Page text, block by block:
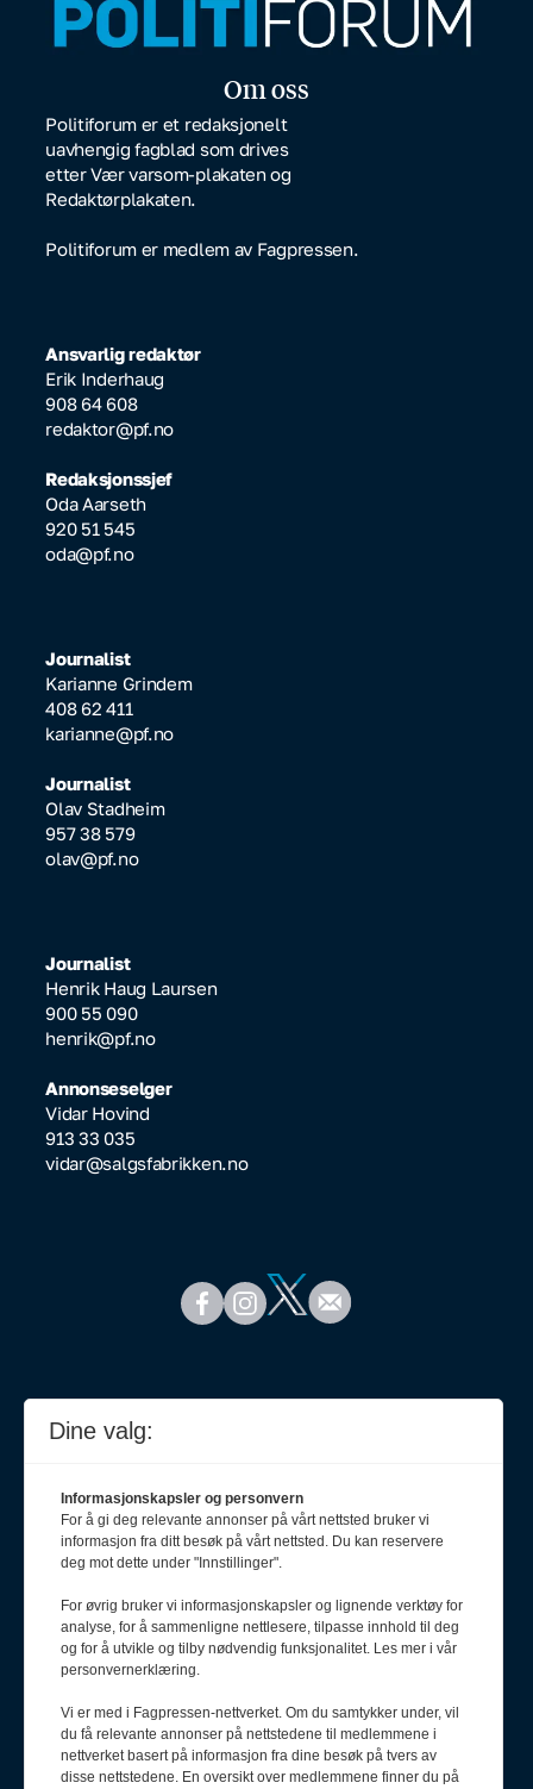
Om oss
Politiforum er et redaksjonelt
uavhengig fagblad som drives
etter Vær varsom-plakaten og
Redaktørplakaten.
Politiforum er medlem av Fagpressen.
Ansvarlig redaktør
Erik Inderhaug
908 64 608
redaktor@pf.no
Redaksjonssjef
Oda Aarseth
920 51 545
oda@pf.no
Journalist
Karianne Grindem
408 62 411
karianne@pf.no
Journalist
Olav Stadheim
957 38 579
olav@pf.no
Journalist
Henrik Haug Laursen
900 55 090
henrik@pf.no
Annonseselger
Vidar Hovind
913 33 035
vidar@salgsfabrikken.no
Meld deg på nyhetsbrev
Dine valg:
Informasjonskapsler og personvern
For å gi deg relevante annonser på vårt nettsted bruker vi
informasjon fra ditt besøk på vårt nettsted. Du kan reservere
deg mot dette under "Innstillinger".
For øvrig bruker vi informasjonskapsler og lignende verktøy for
analyse, for å sammenligne nettlesere, tilpasse innhold til deg
og for å utvikle og tilby nødvendig funksjonalitet. Les mer i vår
personvernerklæring.
Vi er med i Fagpressen-nettverket. Om du samtykker under, vil
du få relevante annonser på nettstedene til medlemmene i
nettverket basert på informasjon fra dine besøk på tvers av
disse nettstedene. En oversikt over medlemmene finner du på